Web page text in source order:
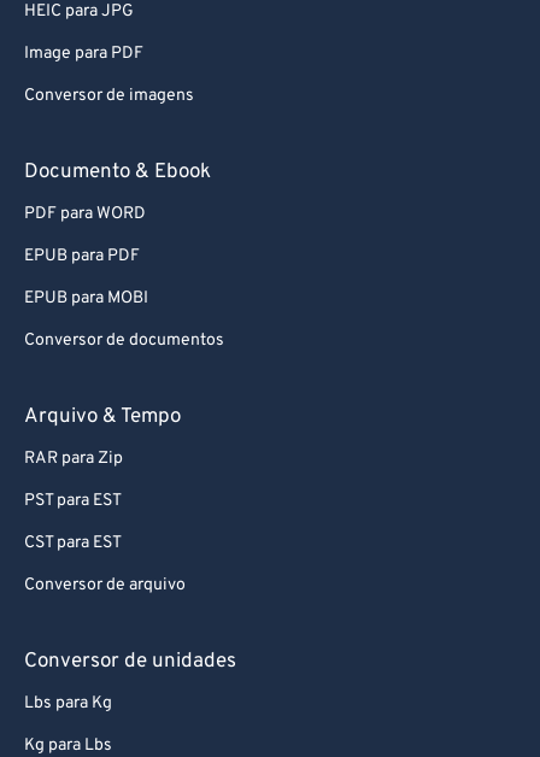
HEIC para JPG
Image para PDF
Conversor de imagens
Documento & Ebook
PDF para WORD
EPUB para PDF
EPUB para MOBI
Conversor de documentos
Arquivo & Tempo
RAR para Zip
PST para EST
CST para EST
Conversor de arquivo
Conversor de unidades
Lbs para Kg
Kg para Lbs